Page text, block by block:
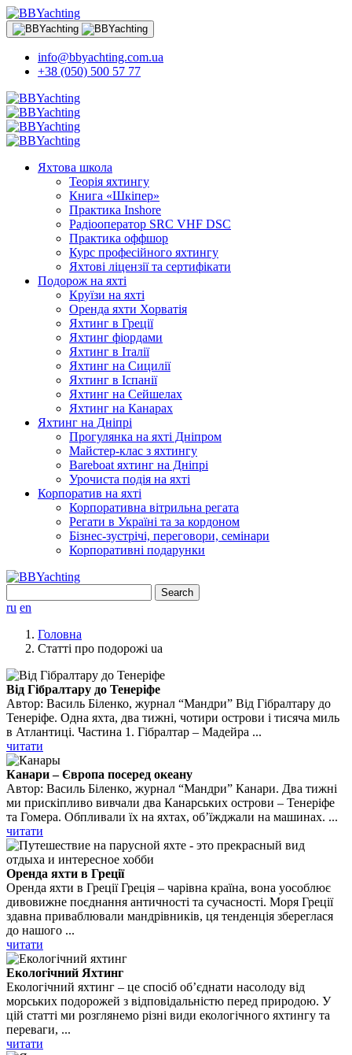
info@bbyachting.com.ua
+38 (050) 500 57 77
Яхтова школа
Теорія яхтингу
Книга «Шкіпер»
Практика Inshore
Радіооператор SRC VHF DSC
Практика оффшор
Курс професійного яхтингу
Яхтові ліцензії та сертифікати
Подорож на яхті
Круїзи на яхті
Оренда яхти Хорватія
Яхтинг в Греції
Яхтинг фіордами
Яхтинг в Італії
Яхтинг на Сицилії
Яхтинг в Іспанії
Яхтинг на Сейшелах
Яхтинг на Канарах
Яхтинг на Дніпрі
Прогулянка на яхті Дніпром
Майстер-клас з яхтингу
Bareboat яхтинг на Дніпрі
Урочиста подія на яхті
Корпоратив на яхті
Корпоративна вітрильна регата
Регати в Україні та за кордоном
Бізнес-зустрічі, переговори, семінари
Корпоративні подарунки
for:
ru en
Головна
Статті про подорожі ua
Від Гібралтару до Тенеріфе
Автор: Василь Біленко, журнал “Мандри” Від Гібралтару до
Тенеріфе. Одна яхта, два тижні, чотири острови і тисяча миль
в Атлантиці. Частина 1. Гібралтар – Мадейра ...
читати
Канари – Європа посеред океану
Автор: Василь Біленко, журнал “Мандри” Канари. Два тижні
ми прискіпливо вивчали два Канарських острови – Тенеріфе
та Гомера. Обпливали їх на яхтах, об’їжджали на машинах. ...
читати
Оренда яхти в Греції
Оренда яхти в Греції Греція – чарівна країна, вона уособлює
дивовижне поєднання античності та сучасності. Моря Греції
здавна приваблювали мандрівників, ця тенденція збереглася
до нашого ...
читати
Екологічний Яхтинг
Екологічний яхтинг – це спосіб об’єднати насолоду від
морських подорожей з відповідальністю перед природою. У
цій статті ми розглянемо різні види екологічного яхтингу та
переваги, ...
читати